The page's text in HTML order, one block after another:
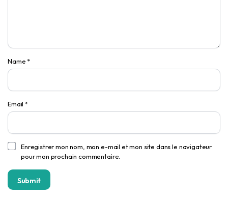
Name *
Email *
Enregistrer mon nom, mon e-mail et mon site dans le navigateur
pour mon prochain commentaire.